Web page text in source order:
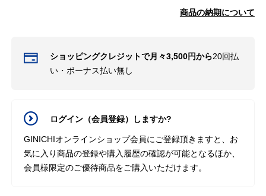
商品の納期について
ショッピングクレジットで月々3,500円から20回払
い・ボーナス払い無し
ログイン（会員登録）しますか?
GINICHIオンラインショップ会員にご登録頂きますと、お
気に入り商品の登録や購入履歴の確認が可能となるほか、
会員様限定のご優待商品をご購入いただけます。